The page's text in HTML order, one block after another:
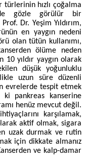
hızlı çoğalma
gözle görülür bir
Dr. Yeşim Yıldırım,
en yaygın nedeni
olan tütün kullanımı,
ölüme neden
yıldır yaygın olarak
düşük yoğunluklu
uzun süre düzenli
evrelerde tespit etmek
pankreas kanserine
henüz mevcut değil.
karşılamak,
aktif olmak, sigara
uzak durmak ve rutin
için dikkate almanız
ve kalp-damar